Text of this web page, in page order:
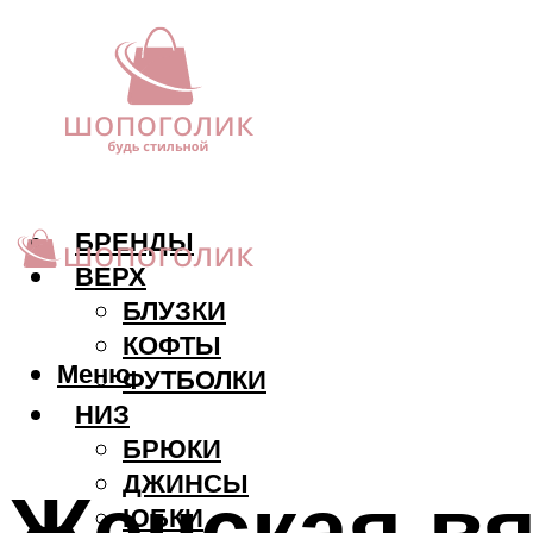
БРЕНДЫ
ВЕРХ
БЛУЗКИ
КОФТЫ
ФУТБОЛКИ
НИЗ
БРЮКИ
ДЖИНСЫ
ЮБКИ
Меню